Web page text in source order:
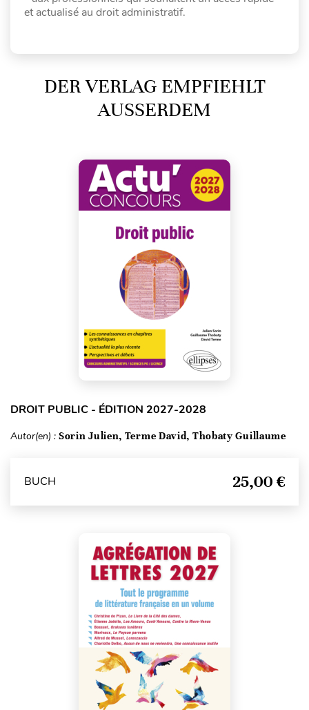
et actualisé au droit administratif.
DER VERLAG EMPFIEHLT
AUSSERDEM
DROIT PUBLIC - ÉDITION 2027-2028
Autor(en) : Sorin Julien, Terme David, Thobaty Guillaume
BUCH 25,00 €